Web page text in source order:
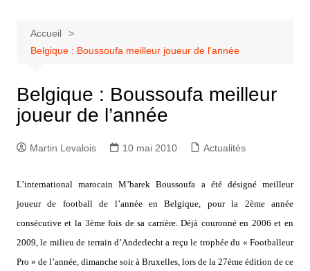
Accueil
Belgique : Boussoufa meilleur joueur de l’année
Belgique : Boussoufa meilleur
joueur de l’année
Martin Levalois 10 mai 2010 Actualités
L’international marocain M’barek Boussoufa a été désigné meilleur
joueur de football de l’année en Belgique, pour la 2ème année
consécutive et la 3ème fois de sa carrière. Déjà couronné en 2006 et en
2009, le milieu de terrain d’Anderlecht a reçu le trophée du « Footballeur
Pro » de l’année, dimanche soir à Bruxelles, lors de la 27ème édition de ce